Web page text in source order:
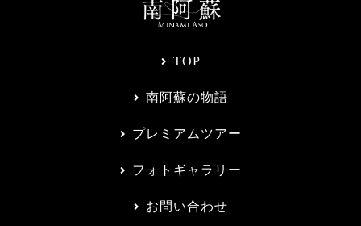
TOP
南阿蘇の物語
プレミアムツアー
フォトギャラリー
お問い合わせ